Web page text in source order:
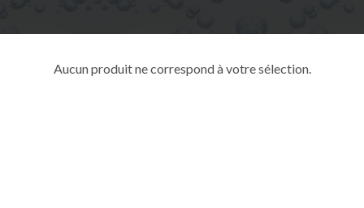
Aucun produit ne correspond à votre sélection.